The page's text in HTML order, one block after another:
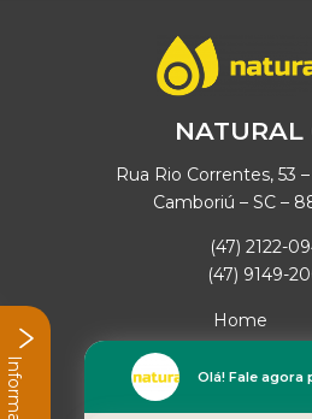
NATURAL
Rua Rio Correntes, 53
Camboriú – SC –
(47) 2122-
(47) 9149-
Home
Empresa
Missão
Olá! Fale agora